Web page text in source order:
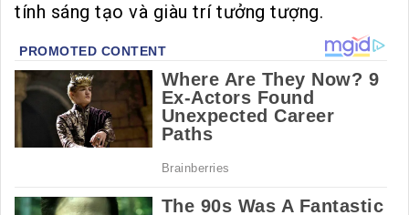
tính sáng tạo và giàu trí tưởng tượng.